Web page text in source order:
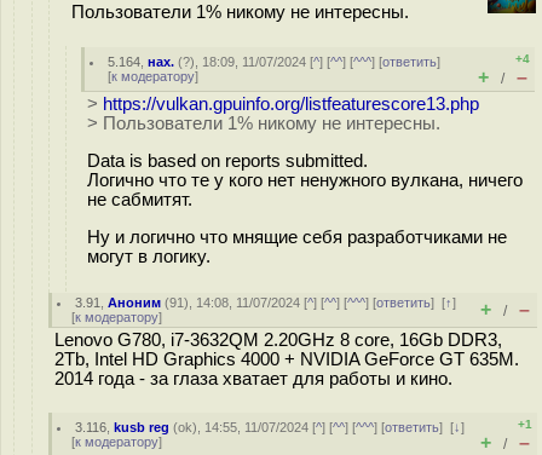
Пользователи 1% никому не интересны.
5.164 ,нах. (?), 18:09, 11/07/2024 [^] [^^] [^^^] [ответить]
[к модератору]
+4
+ / –
> https://vulkan.gpuinfo.org/listfeaturescore13.php
> Пользователи 1% никому не интересны.
Data is based on reports submitted.
Логично что те у кого нет ненужного вулкана, ничего
не сабмитят.
Ну и логично что мнящие себя разработчиками не
могут в логику.
3.91 ,Аноним (91), 14:08, 11/07/2024 [^] [^^] [^^^] [ответить][↑]
[к модератору] + / –
Lenovo G780, i7-3632QM 2.20GHz 8 core, 16Gb DDR3,
2Tb, Intel HD Graphics 4000 + NVIDIA GeForce GT 635M.
2014 года - за глаза хватает для работы и кино.
3.116 ,kusb reg (ok), 14:55, 11/07/2024 [^] [^^] [^^^] [ответить][↓]
[к модератору]
+1
+ / –